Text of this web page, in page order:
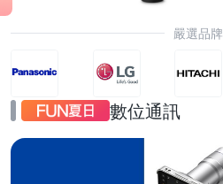
嚴選品牌
數位通訊